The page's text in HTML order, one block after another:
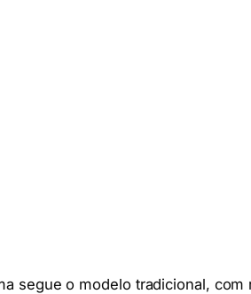
segue o modelo tradicional,